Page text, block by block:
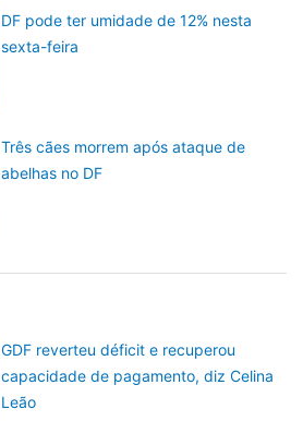
DF pode ter umidade de 12% nesta
sexta-feira
Três cães morrem após ataque de
abelhas no DF
GDF reverteu déficit e recuperou
capacidade de pagamento, diz Celina
Leão